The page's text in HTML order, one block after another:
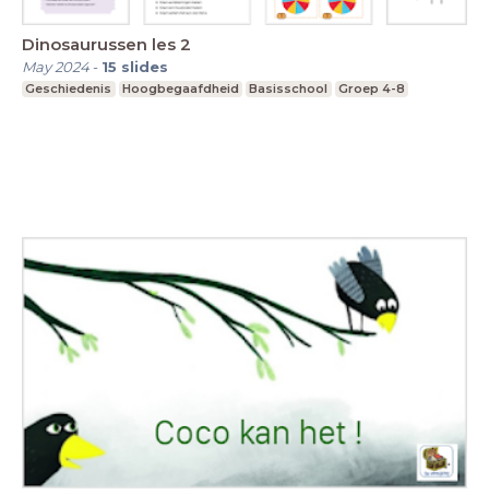
Dinosaurussen les 2
May 2024- 15 slides
Geschiedenis Hoogbegaafdheid Basisschool Groep 4-8